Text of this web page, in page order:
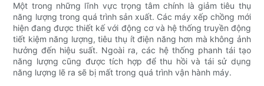
Một trong những lĩnh vực trọng tâm chính là giảm tiêu thụ
năng lượng trong quá trình sản xuất. Các máy xếp chồng mới
hiện đang được thiết kế với động cơ và hệ thống truyền động
tiết kiệm năng lượng, tiêu thụ ít điện năng hơn mà không ảnh
hưởng đến hiệu suất. Ngoài ra, các hệ thống phanh tái tạo
năng lượng cũng được tích hợp để thu hồi và tái sử dụng
năng lượng lẽ ra sẽ bị mất trong quá trình vận hành máy.